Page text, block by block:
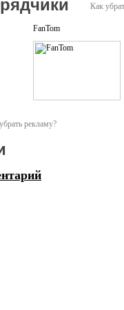
решению поставленных задач
от начала до конца,
надёжного
Как
FanTom
рекламу?